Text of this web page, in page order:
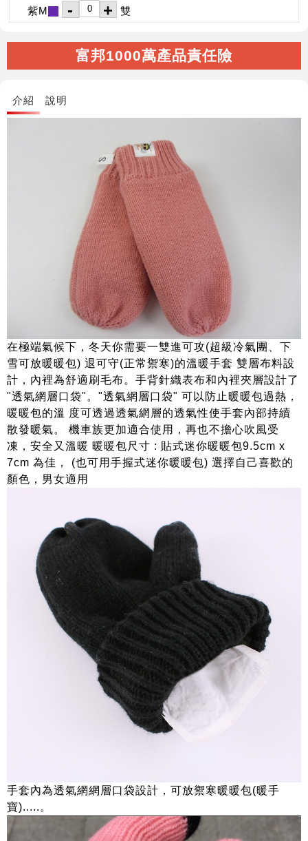
紫M - + 雙
富邦1000萬產品責任險
介紹 說明
在極端氣候下，冬天你需要一雙進可攻(超級冷氣團、下
雪可放暖暖包) 退可守(正常禦寒)的溫暖手套 雙層布料設
計，內裡為舒適刷毛布。手背針織表布和內裡夾層設計了
"透氣網層口袋"。"透氣網層口袋" 可以防止暖暖包過熱，
暖暖包的溫 度可透過透氣網層的透氣性使手套內部持續
散發暖氣。 機車族更加適合使用，再也不擔心吹風受
凍，安全又溫暖 暖暖包尺寸 : 貼式迷你暖暖包9.5cm x
7cm 為佳， (也可用手握式迷你暖暖包) 選擇自己喜歡的
顏色，男女適用
手套內為透氣網網層口袋設計，可放禦寒暖暖包(暖手
寶).....。